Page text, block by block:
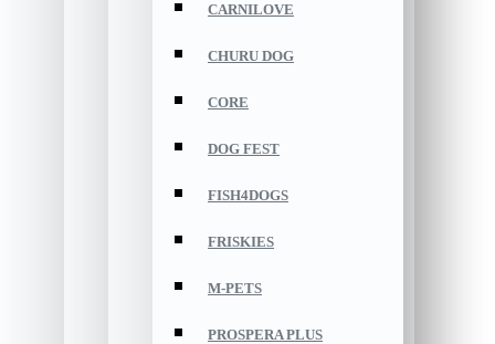
CARNILOVE
CHURU DOG
CORE
DOG FEST
FISH4DOGS
FRISKIES
M-PETS
PROSPERA PLUS